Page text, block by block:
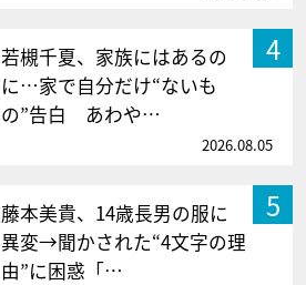
4
若槻千夏、家族にはあるの
に…家で自分だけ“ないも
の”告白 あわや…
2026.08.05
5
藤本美貴、14歳長男の服に
異変→聞かされた“4文字の理
由”に困惑「…